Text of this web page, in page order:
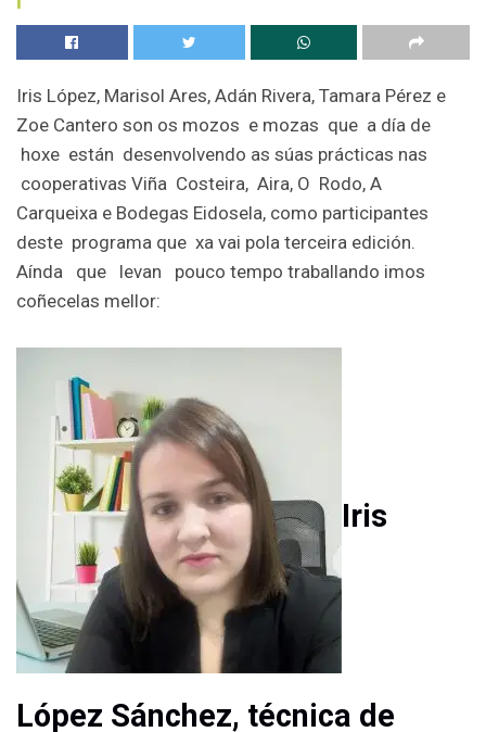
Iris López, Marisol Ares, Adán Rivera, Tamara Pérez e
Zoe Cantero son os mozos e mozas que a día de
hoxe están desenvolvendo as súas prácticas nas
cooperativas Viña Costeira, Aira, O Rodo, A
Carqueixa e Bodegas Eidosela, como participantes
deste programa que xa vai pola terceira edición.
Aínda que levan pouco tempo traballando imos
coñecelas mellor:
Iris
López Sánchez, técnica de